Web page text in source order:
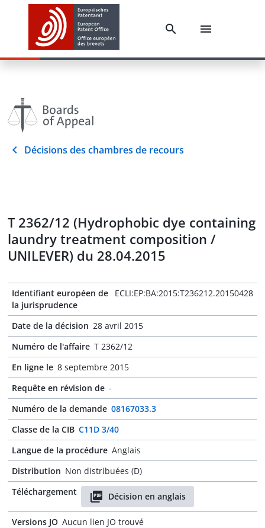
Décisions des chambres de recours
T 2362/12 (Hydrophobic dye containing
laundry treatment composition /
UNILEVER) du 28.04.2015
Identifiant européen de
la jurisprudence
ECLI:EP:BA:2015:T236212.20150428
Date de la décision 28 avril 2015
Numéro de l'affaire T 2362/12
En ligne le 8 septembre 2015
Requête en révision de -
Numéro de la demande 08167033.3
Classe de la CIB C11D 3/40
Langue de la procédure Anglais
Distribution Non distribuées (D)
Téléchargement
Décision en anglais
Versions JO Aucun lien JO trouvé